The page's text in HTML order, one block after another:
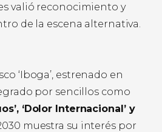
valió reconocimiento y
de la escena alternativa.
‘Iboga’, estrenado en
por sencillos como
‘Dolor Internacional’ y
muestra su interés por